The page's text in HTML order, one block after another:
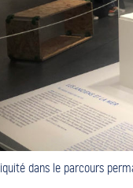
dans le parcours